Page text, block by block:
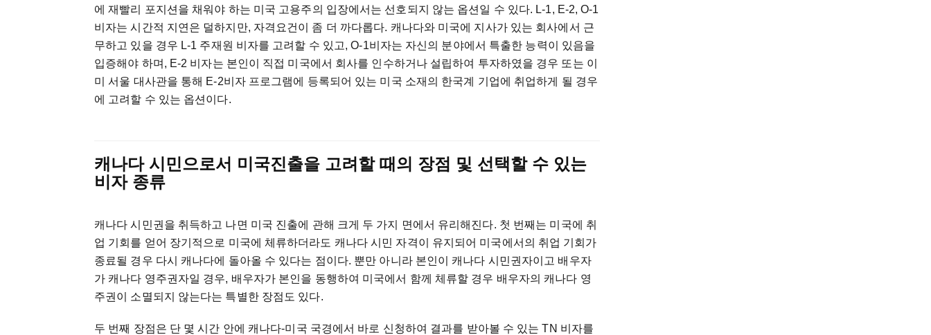
에 재빨리 포지션을 채워야 하는 미국 고용주의 입장에서는 선호되지 않는 옵션일 수 있다. L-1, E-2, O-1
비자는 시간적 지연은 덜하지만, 자격요건이 좀 더 까다롭다. 캐나다와 미국에 지사가 있는 회사에서 근
무하고 있을 경우 L-1 주재원 비자를 고려할 수 있고, O-1비자는 자신의 분야에서 특출한 능력이
있음을
입증해야 하며 , E-2 비자는 본인이 직접 미국에서 회사를 인수하거나 설립하여 투자하였을 경우 또는 이
미
서울 대사관을 통해 E-2비자 프로그램에 등록되어 있는 미국 소재의 한국계 기업에 취업하게 될 경우
에
고려할 수 있는 옵션이다.
캐나다 시민으로서 미국진출을 고려할 때의 장점 및 선택할 수 있는
비자 종류
캐나다 시민권을 취득하고 나면 미국 진출에 관해 크게 두 가지 면에서 유리해진다. 첫 번째는 미국에 취
업 기회를 얻어 장기적으로 미국에 체류하더라도 캐나다 시민 자격이 유지되어 미국에서의 취업 기회가
종료될 경우 다시 캐나다에 돌아올 수 있다는 점이다. 뿐만 아니라 본인이 캐나다 시민권자이고 배우자
가 캐나다 영주권자일 경우, 배우자가 본인을 동행하여 미국에서 함께 체류할 경우 배우자의 캐나다 영
주권이
소멸되지 않는다는 특별한 장점도 있다.
두 번째 장점은 단 몇 시간 안에 캐나다-미국 국경에서 바로 신청하여 결과를 받아볼 수 있는 TN 비자를